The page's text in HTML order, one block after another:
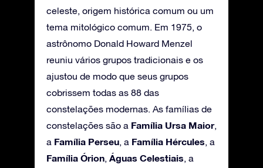
celeste, origem histórica comum ou um
tema mitológico comum. Em 1975, o
astrônomo Donald Howard Menzel
reuniu vários grupos tradicionais e os
ajustou de modo que seus grupos
cobrissem todas as 88 das
constelações modernas. As famílias de
constelações são a Família Ursa Maior,
a Família Perseu , a Família Hércules , a
Família Órion Águas Celestiais , a